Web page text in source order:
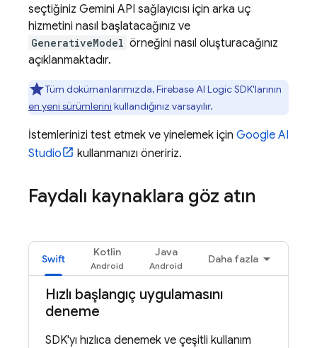
seçtiğiniz Gemini API sağlayıcısı için arka uç
hizmetini nasıl başlatacağınız ve
GenerativeModel örneğini nasıl oluşturacağınız
açıklanmaktadır.
Tüm dokümanlarımızda,Firebase AI LogicSDK'larının
en yeni sürümlerini kullandığınız varsayılır.
İstemlerinizi test etmek ve yinelemek için Google AI
Studio
kullanmanızı öneririz.
Faydalı kaynaklara göz atın
Swift
Kotlin Java
Daha fazla
Hızlı başlangıç uygulamasını
deneme
SDK'yı hızlıca denemek ve çeşitli kullanım